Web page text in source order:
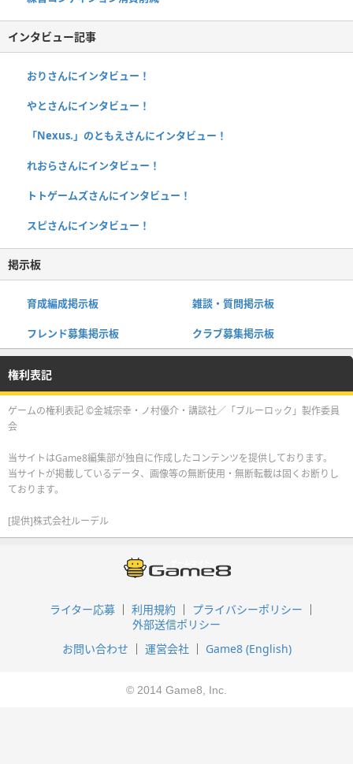
インタビュー記事
おりさんにインタビュー！
やとさんにインタビュー！
「Nexus.」のともえさんにインタビュー！
れおらさんにインタビュー！
トトゲームズさんにインタビュー！
スピさんにインタビュー！
掲示板
育成編成掲示板 雑談・質問掲示板
フレンド募集掲示板 クラブ募集掲示板
権利表記
ゲームの権利表記 ©金城宗幸・ノ村優介・講談社／「ブルーロック」製作委員
会
当サイトはGame8編集部が独自に作成したコンテンツを提供しております。
当サイトが掲載しているデータ、画像等の無断使用・無断転載は固くお断りし
ております。
[提供]株式会社ルーデル
ライター応募 利用規約
プライバシーポリシー
外部送信ポリシー
お問い合わせ
運営会社 Game8 (English)
© 2014 Game8, Inc.